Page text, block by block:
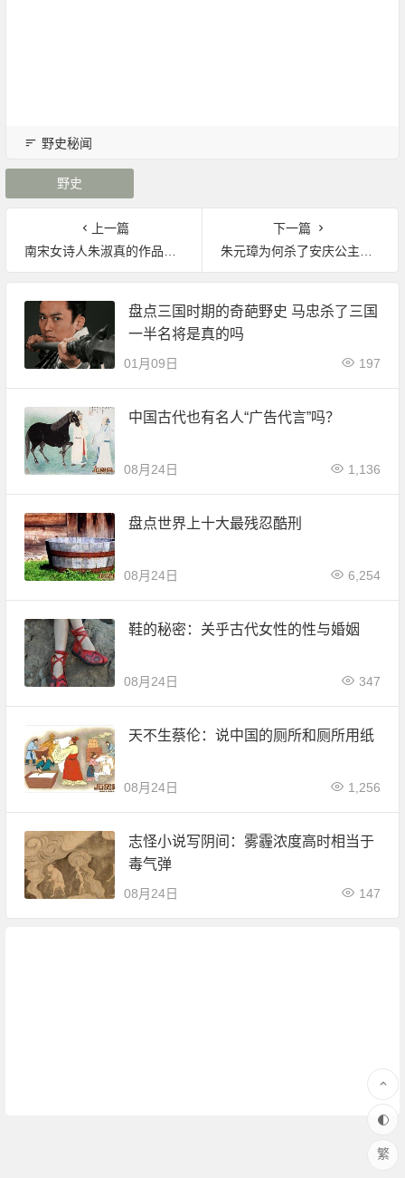
野史秘闻
野史
上一篇
南宋女诗人朱淑真的作品《明儿媚》赏析|野史秘闻
下一篇
朱元璋为何杀了安庆公主？安庆公主做了什么|野史秘闻
盘点三国时期的奇葩野史 马忠杀了三国
一半名将是真的吗
01月09日 197
中国古代也有名人“广告代言”吗？
08月24日 1,136
盘点世界上十大最残忍酷刑
08月24日 6,254
鞋的秘密：关乎古代女性的性与婚姻
08月24日 347
天不生蔡伦：说中国的厕所和厕所用纸
08月24日 1,256
志怪小说写阴间：雾霾浓度高时相当于
毒气弹
08月24日 147
繁